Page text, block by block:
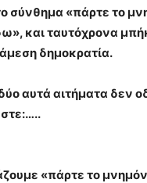
σύνθημα «πάρτε το
και ταυτόχρονα
δημοκρατία.
αυτά αιτήματα δεν
«πάρτε το